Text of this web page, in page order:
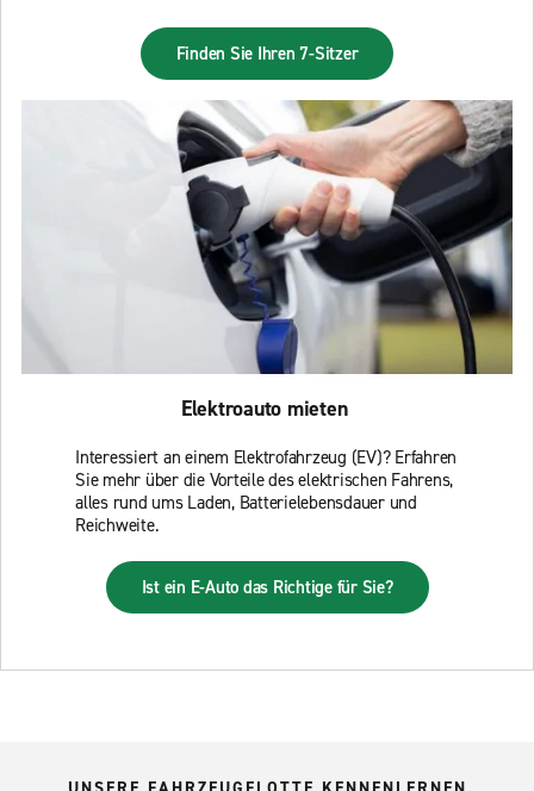
Finden Sie Ihren 7-Sitzer
Elektroauto mieten
Interessiert an einem Elektrofahrzeug (EV)? Erfahren
Sie mehr über die Vorteile des elektrischen Fahrens,
alles rund ums Laden, Batterielebensdauer und
Reichweite.
Ist ein E-Auto das Richtige für Sie?